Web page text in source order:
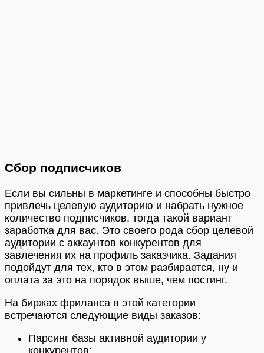
Сбор подписчиков
Если вы сильны в маркетинге и способны быстро
привлечь целевую аудиторию и набрать нужное
количество подписчиков, тогда такой вариант
заработка для вас. Это своего рода сбор целевой
аудитории с аккаунтов конкурентов для
завлечения их на профиль заказчика. Задания
подойдут для тех, кто в этом разбирается, ну и
оплата за это на порядок выше, чем постинг.
На биржах фриланса в этой категории
встречаются следующие виды заказов:
Парсинг базы активной аудитории у
конкурентов;